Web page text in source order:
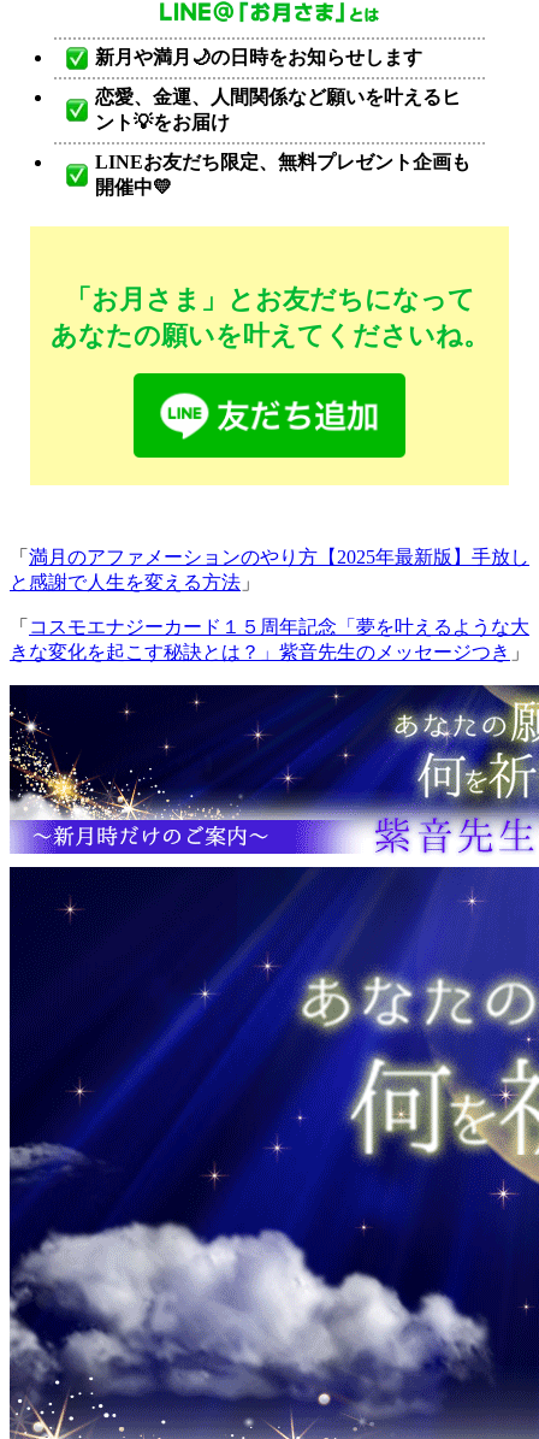
新月や満月🌙の日時をお知らせします
恋愛、金運、人間関係など願いを叶えるヒ
ント💡をお届け
LINEお友だち限定、無料プレゼント企画も
開催中💛
「お月さま」とお友だちになって
あなたの願いを叶えてくださいね。
「 満月のアファメーションのやり方【2025年最新版】手放し
と感謝で人生を変える方法 」
「 コスモエナジーカード１５周年記念「夢を叶えるような大
きな変化を起こす秘訣とは？」紫音先生のメッセージつき 」